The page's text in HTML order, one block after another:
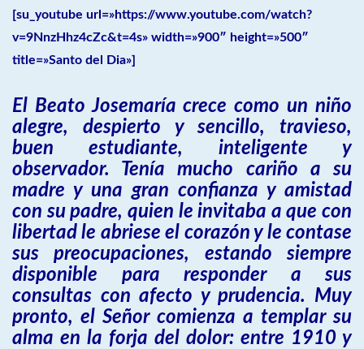
[su_youtube url=»https://www.youtube.com/watch?
v=9NnzHhz4cZc&t=4s» width=»900″ height=»500″
title=»Santo del Dia»]
El Beato Josemaría crece como un niño
alegre, despierto y sencillo, travieso,
buen estudiante, inteligente y
observador. Tenía mucho cariño a su
madre y una gran confianza y amistad
con su padre, quien le invitaba a que con
libertad le abriese el corazón y le contase
sus preocupaciones, estando siempre
disponible para responder a sus
consultas con afecto y prudencia. Muy
pronto, el Señor comienza a templar su
alma en la forja del dolor: entre 1910 y